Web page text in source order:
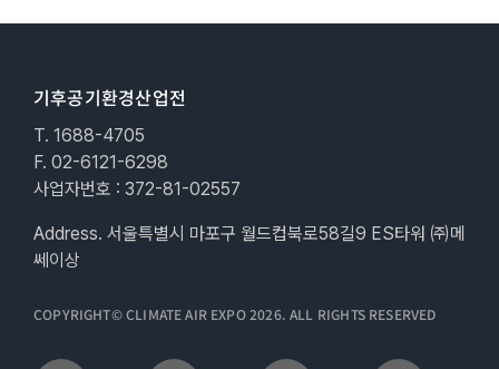
기후공기환경산업전
T. 1688-4705
F. 02-6121-6298
사업자번호 : 372-81-02557
Address. 서울특별시 마포구 월드컵북로58길9 ES타워 ㈜메
쎄이상
COPYRIGHT© CLIMATE AIR EXPO 2026. ALL RIGHTS RESERVED